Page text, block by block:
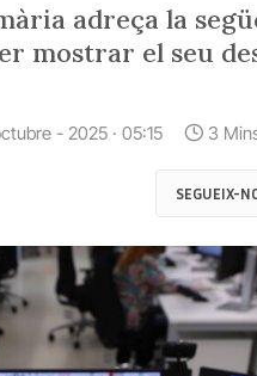
adreça la
mostrar el seu
- 2025 · 05:15 3
SEGUEIX-